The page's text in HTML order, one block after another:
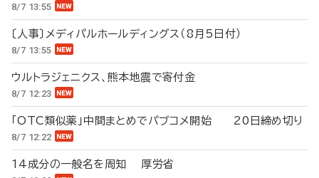
8/7 13:55
〔人事〕メディパルホールディングス（8月5日付）
8/7 13:55
ウルトラジェニクス、熊本地震で寄付金
8/7 12:23
「OTC類似薬」中間まとめでパブコメ開始 20日締め切り
8/7 12:22
14成分の一般名を周知 厚労省